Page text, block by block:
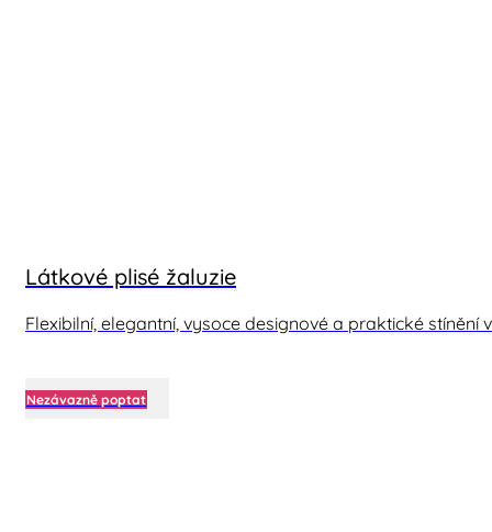
Látkové plisé žaluzie
Flexibilní, elegantní, vysoce designové a praktické stínění
Nezávazně poptat